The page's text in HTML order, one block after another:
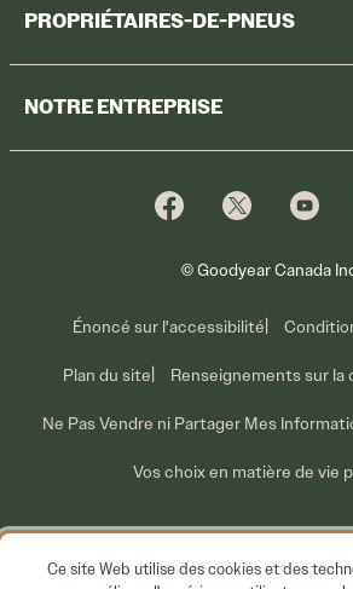
PROPRIÉTAIRES-DE-PNEUS
Information sur les rappels volontaires
NOTRE ENTREPRISE
Qui nous sommes
© Goodyear Canada
Énoncé sur l'accessibilité
Plan du site Renseignements sur
Ne Pas Vendre ni Partager Mes
Vos choix en matière de vie
Ce site Web utilise des cookies et des